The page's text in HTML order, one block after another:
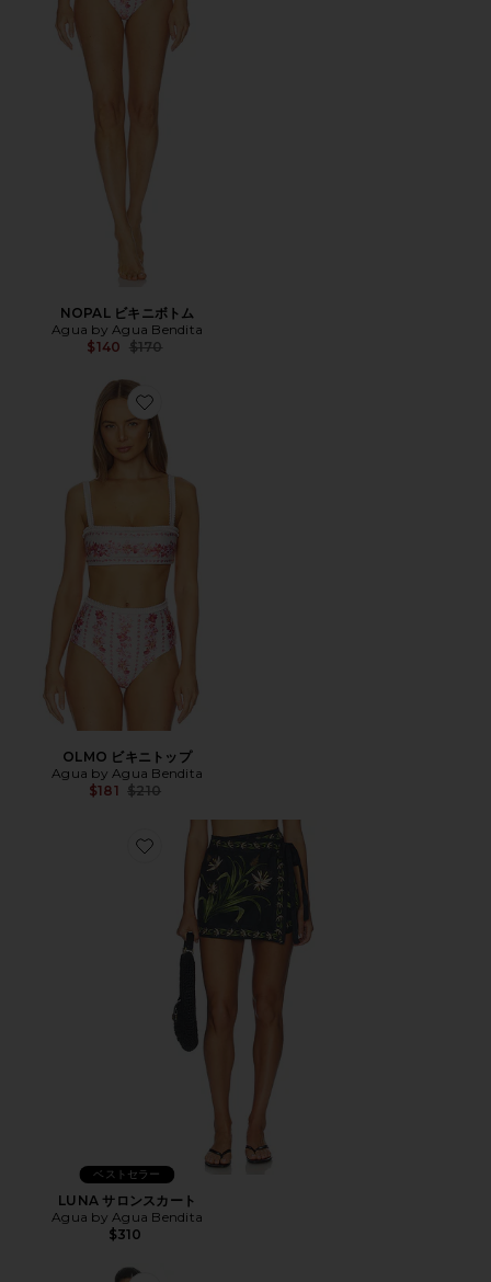
NOPAL ビキニボトム
Agua by Agua Bendita
$140 Previous price:
$170
Favorite OLMO ビキニトップ
OLMO ビキニトップ
Agua by Agua Bendita
$181 Previous price:
$210
Favorite LUNA サロンスカート
ベストセラー
LUNA サロンスカート
Agua by Agua Bendita
$310